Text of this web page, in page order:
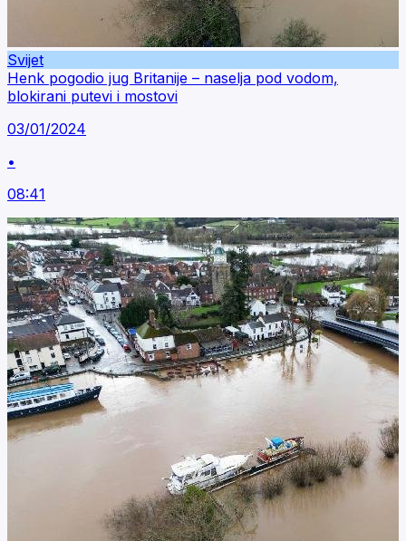
Svijet
Henk pogodio jug Britanije – naselja pod vodom,
blokirani putevi i mostovi
03/01/2024
•
08:41